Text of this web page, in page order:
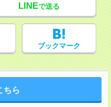
LINEで送る
ブックマーク
ちら